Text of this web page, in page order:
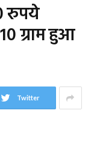
रुपये
ग्राम हुआ
Twitter